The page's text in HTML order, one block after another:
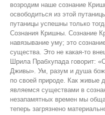
возродим наше сознание
освободиться из этой
путаницы успешны только
Сознания Кришны. Сознание
навязывание уму; это
существа. Это не какая-то
Шрила Прабхупада говорит:
Дживы». Ум, разум и душа
по своей природе. Как живые
являемся существами в
незапамятных времен мы
теперь загрязнено